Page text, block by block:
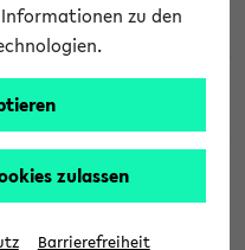
zu den
zulassen
Barrierefreiheit